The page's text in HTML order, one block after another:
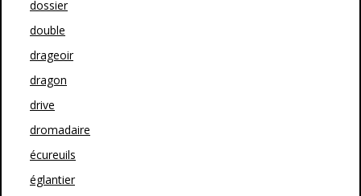
dossier
double
drageoir
dragon
drive
dromadaire
écureuils
églantier